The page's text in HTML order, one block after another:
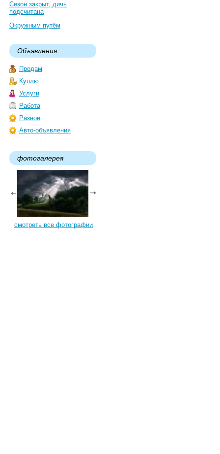
Сезон закрыт, дичь
подсчитана
Окружным путём
Объявления
Продам
Куплю
Услуги
Работа
Разное
Авто-объявления
фотогалерея
смотреть все фотографии